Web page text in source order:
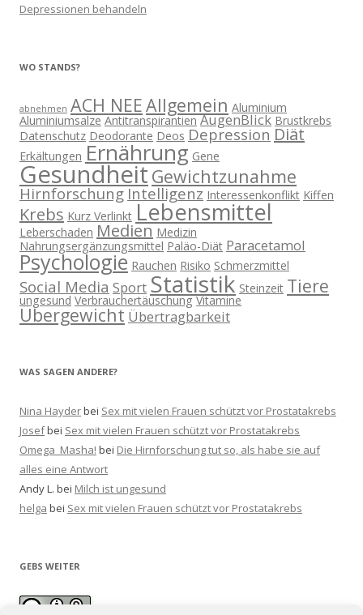
Depressionen behandeln
WO STANDS?
abnehmen ACH NEEAllgemein Aluminium
Aluminiumsalze Antitranspirantien AugenBlick Brustkrebs
Datenschutz Deodorante Deos Depression Diät
Erkältungen Ernährung Gene
GesundheitGewichtzunahme
HirnforschungIntelligenz Interessenkonflikt Kiffen
Krebs Kurz Verlinkt Lebensmittel
Leberschaden Medien Medizin
Nahrungsergänzungsmittel Paläo-Diät Paracetamol
Psychologie Rauchen Risiko Schmerzmittel
Social Media Sport Statistik Steinzeit Tiere
ungesund Verbrauchertäuschung Vitamine
Übergewicht Übertragbarkeit
WAS SAGEN ANDERE?
Nina Hayderbei Sex mit vielen Frauen schützt vor Prostatakrebs
Josefbei Sex mit vielen Frauen schützt vor Prostatakrebs
Omega_Masha! bei Die Hirnforschung tut so, als habe sie auf
alles eine Antwort
Andy L. bei Milch ist ungesund
helga bei Sex mit vielen Frauen schützt vor Prostatakrebs
GEBS WEITER